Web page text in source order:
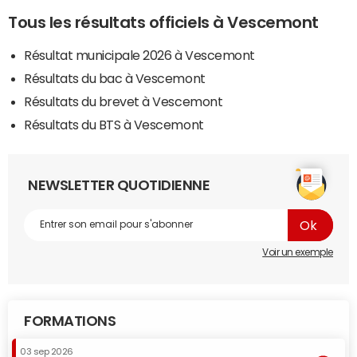
Tous les résultats officiels à Vescemont
Résultat municipale 2026 à Vescemont
Résultats du bac à Vescemont
Résultats du brevet à Vescemont
Résultats du BTS à Vescemont
NEWSLETTER QUOTIDIENNE
Voir un exemple
FORMATIONS
03 sep 2026